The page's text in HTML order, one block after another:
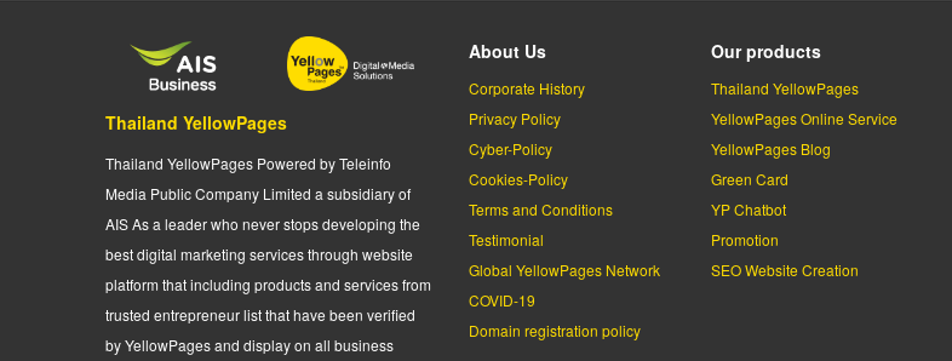
Thailand YellowPages
Thailand YellowPages Powered by Teleinfo
Media Public Company Limited a subsidiary of
AIS As a leader who never stops developing the
best digital marketing services through website
platform that including products and services from
trusted entrepreneur list that have been verified
by YellowPages and display on all business
About Us
Corporate History
Privacy Policy
Cyber-Policy
Cookies-Policy
Terms and Conditions
Testimonial
Global YellowPages Network
COVID-19
Domain registration policy
Our products
Thailand YellowPages
YellowPages Online Service
YellowPages Blog
Green Card
YP Chatbot
Promotion
SEO Website Creation